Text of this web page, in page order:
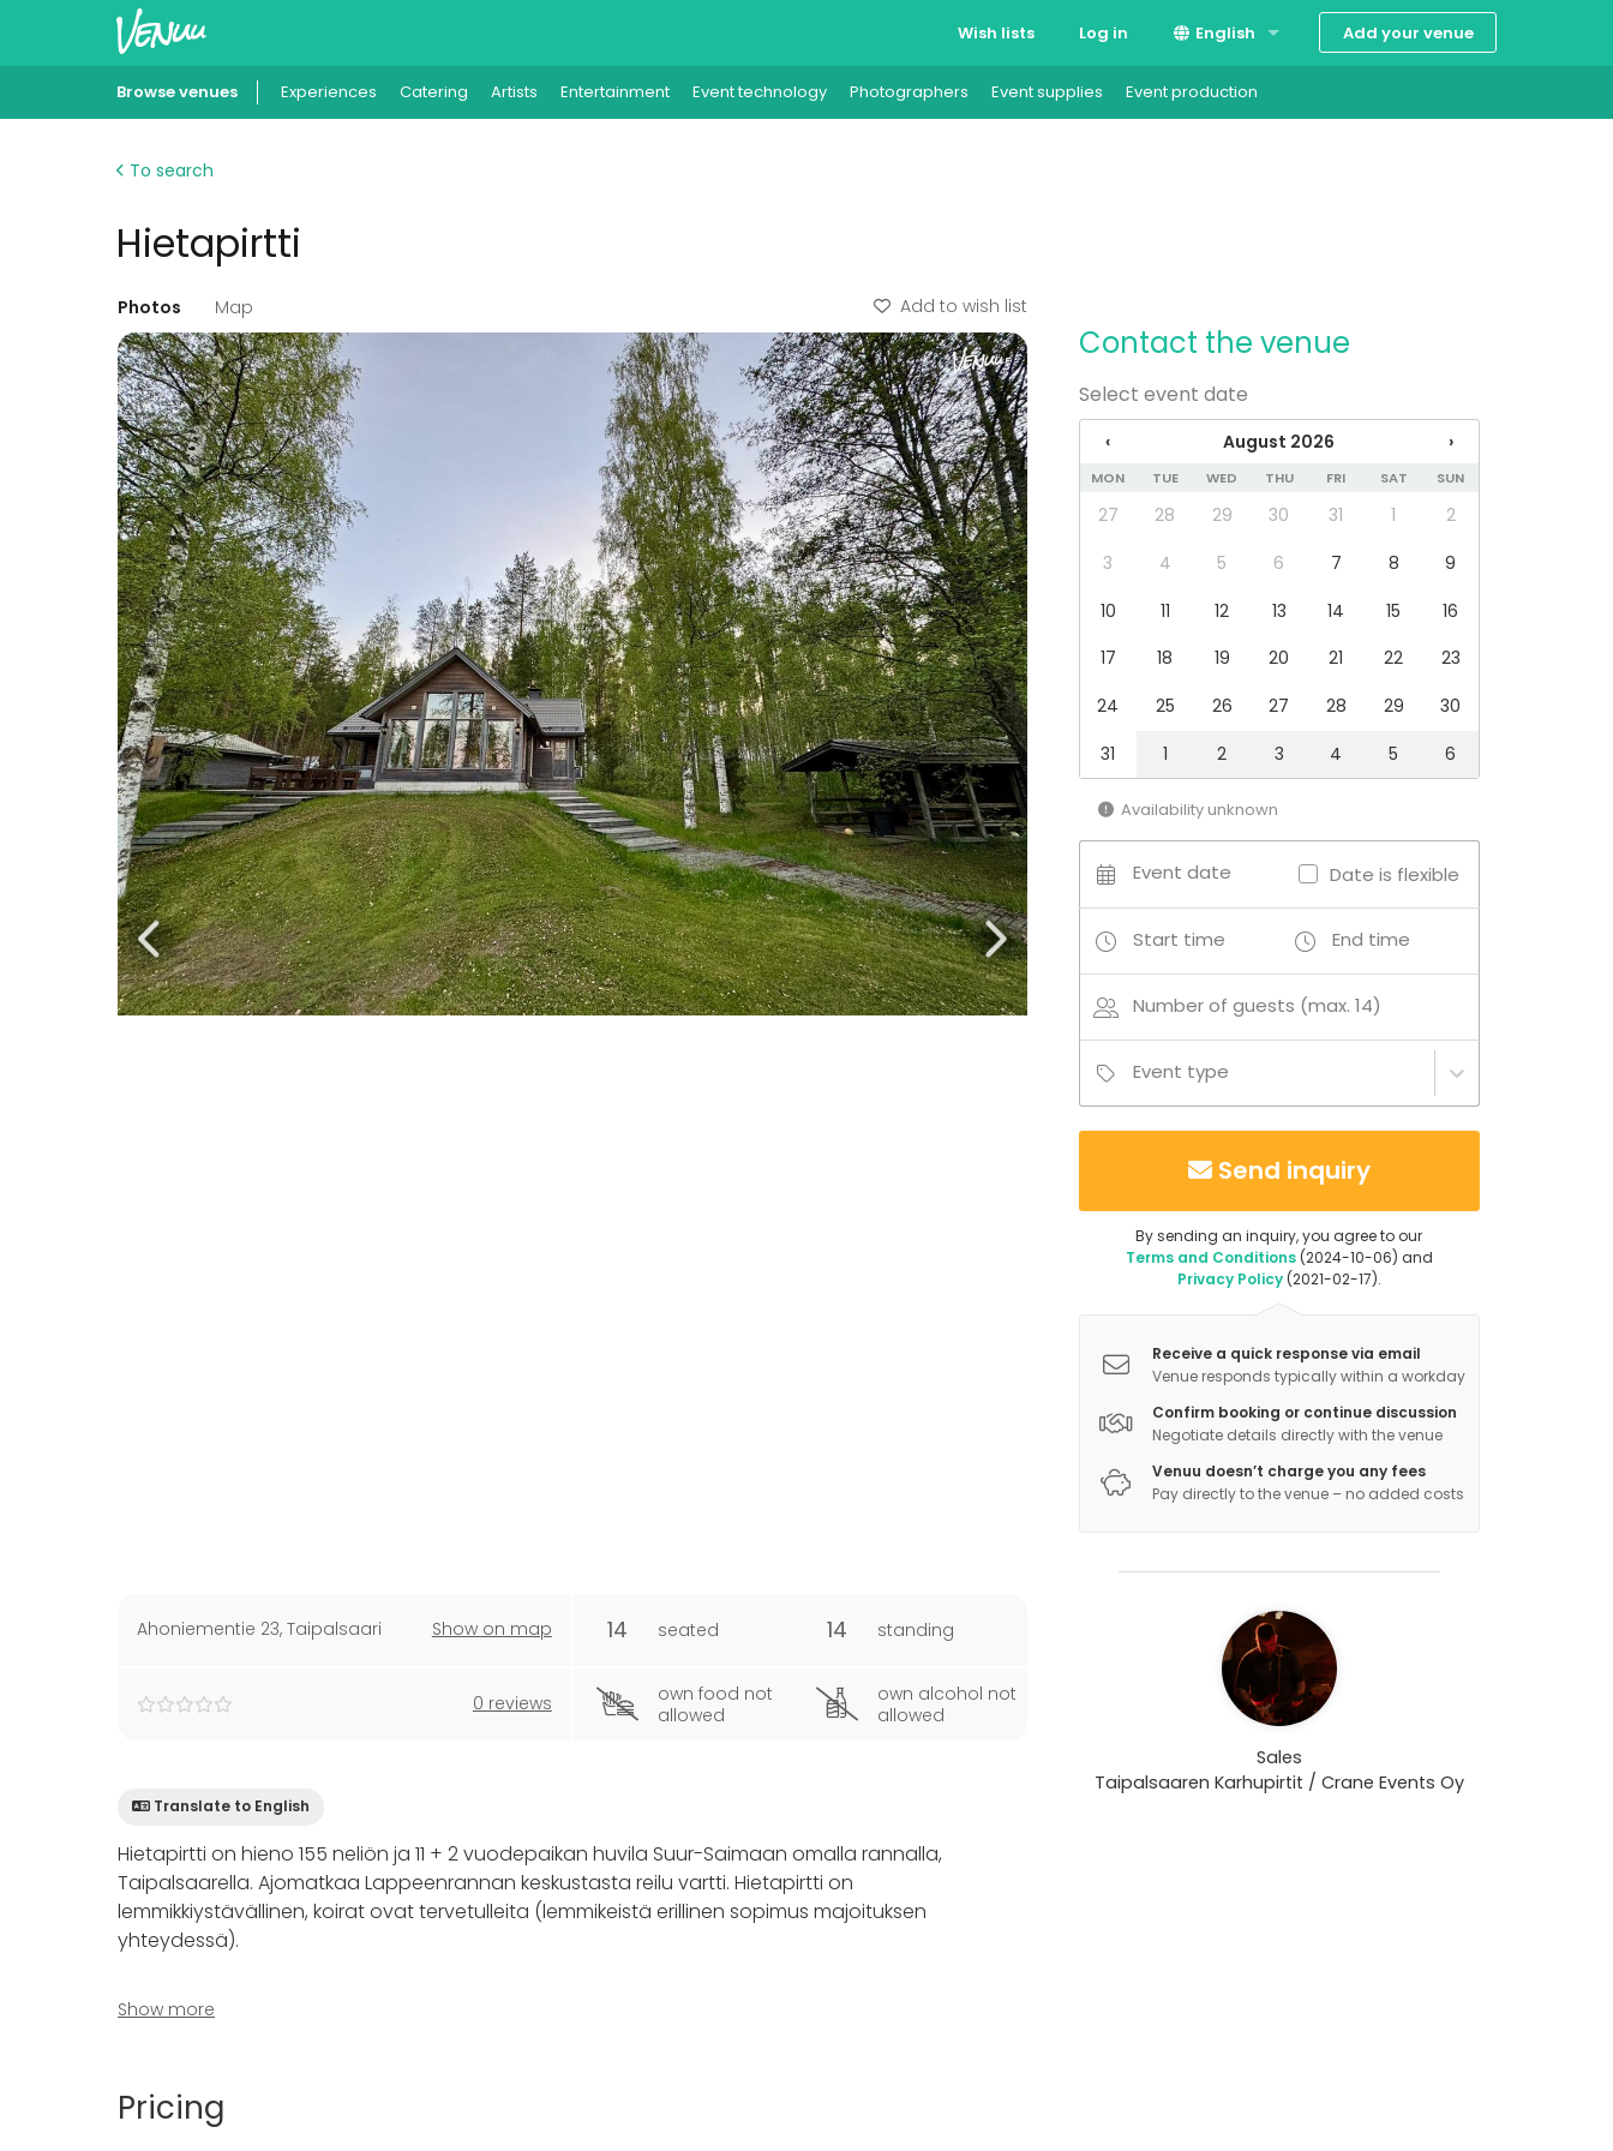
Wish lists Log in English
Suomi
Add your venue
Browse venues Experiences Catering Artists Entertainment Event technology Photographers Event supplies Event production
To search
Hietapirtti
Photos Map Add to wish list
Ahoniementie 23, Taipalsaari Show on map
0 reviews
14 seated 14 standing
own food not
allowed
own alcohol not
allowed
Translate to English
Hietapirtti on hieno 155 neliön ja 11 + 2 vuodepaikan huvila Suur-Saimaan omalla rannalla,
Taipalsaarella. Ajomatkaa Lappeenrannan keskustasta reilu vartti. Hietapirtti on
lemmikkiystävällinen, koirat ovat tervetulleita (lemmikeistä erillinen sopimus majoituksen
yhteydessä).
Huvilassa on isot oleskelu-, ruokailu- ja takkahuonetilat, upeilla panorama-näkymillä Suur-
Saimaalle.
Oma sauna tyylikkäällä vuolukivikiukaalla, 2 x wc. Pesukone, kuivausrumpu, sekä mukavuutta
Show more
Pricing
Contact the venue
Select event date
‹ August 2026 ›
MON TUE WED THU FRI SAT SUN
27 28 29 30 31 1
2
3
4 5 6 7 8
9
10
11 12 13 14 15
16
17
18 19 20 21 22
23
24
25 26 27 28 29
30
31
1 2 3 4 5 6
Availability unknown
Event date Date is flexible
Start time End time
Number of guests (max. 14)
Event type
Send inquiry
By sending an inquiry, you agree to our
Terms and Conditions(2024-10-06) and
Privacy Policy(2021-02-17).
Receive a quick response via email
Venue responds typically within a workday
Confirm booking or continue discussion
Negotiate details directly with the venue
Venuu doesn’t charge you any fees
Pay directly to the venue – no added costs
Sales
Taipalsaaren Karhupirtit / Crane Events Oy